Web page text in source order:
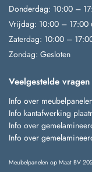
Donderdag: 10:00 –
Vrijdag: 10:00 – 17:00
Zaterdag: 10:00 –
Zondag: Gesloten
Veelgestelde vragen
Info over
Info kantafwerking
Info over
Info over
Meubelpanelen op Maat BV